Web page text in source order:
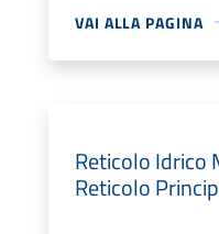
VAI ALLA PAGINA
Reticolo Idrico
Reticolo